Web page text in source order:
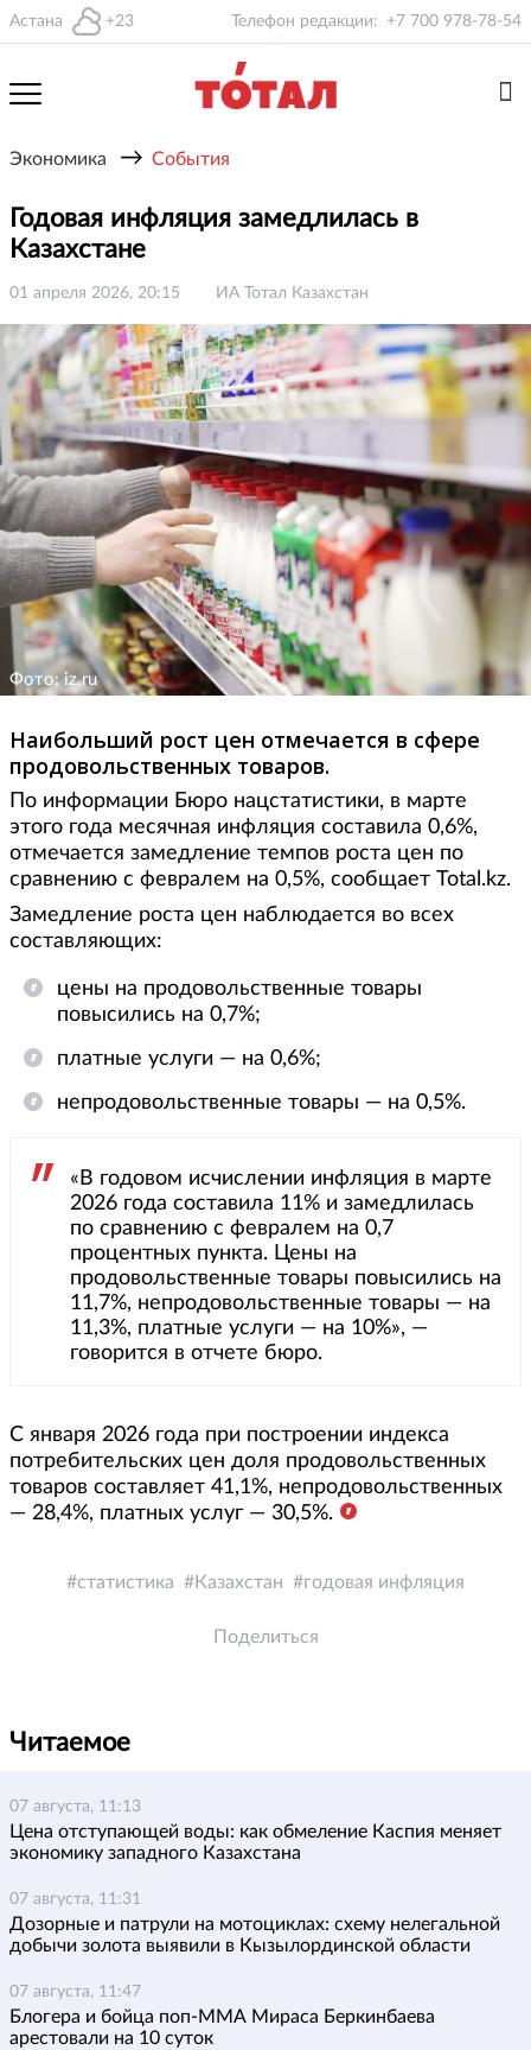
Астана +23 Телефон редакции: +7 700 978-78-54
Экономика → События
Годовая инфляция замедлилась в
Казахстане
01 апреля 2026, 20:15 ИА Тотал Казахстан
Фото: iz.ru
Наибольший рост цен отмечается в сфере
продовольственных товаров.
По информации Бюро нацстатистики, в марте
этого года месячная инфляция составила 0,6%,
отмечается замедление темпов роста цен по
сравнению с февралем на 0,5%, сообщает Total.kz.
Замедление роста цен наблюдается во всех
составляющих:
цены на продовольственные товары
повысились на 0,7%;
платные услуги — на 0,6%;
непродовольственные товары — на 0,5%.
«В годовом исчислении инфляция в марте
2026 года составила 11% и замедлилась
по сравнению с февралем на 0,7
процентных пункта. Цены на
продовольственные товары повысились на
11,7%, непродовольственные товары — на
11,3%, платные услуги — на 10%», —
говорится в отчете бюро.
С января 2026 года при построении индекса
потребительских цен доля продовольственных
товаров составляет 41,1%, непродовольственных
— 28,4%, платных услуг — 30,5%.
статистика Казахстан годовая инфляция
Поделиться
Читаемое
07 августа, 11:13
Цена отступающей воды: как обмеление Каспия меняет
экономику западного Казахстана
07 августа, 11:31
Дозорные и патрули на мотоциклах: схему нелегальной
добычи золота выявили в Кызылординской области
07 августа, 11:47
Блогера и бойца поп-ММА Мираса Беркинбаева
арестовали на 10 суток